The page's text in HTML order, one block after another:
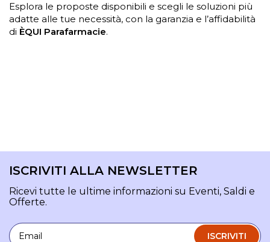
Esplora le proposte disponibili e scegli le soluzioni più
adatte alle tue necessità, con la garanzia e l’affidabilità
di ÈQUI Parafarmacie.
ISCRIVITI ALLA NEWSLETTER
Ricevi tutte le ultime informazioni su Eventi, Saldi e
Offerte.
Email
ISCRIVITI